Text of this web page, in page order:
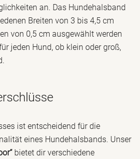
an. Das Hundehalsband
Breiten von 3 bis 4,5 cm
von 0,5 cm ausgewählt werden
jeden Hund, ob klein oder groß,
ist entscheidend für die
eines Hundehalsbands. Unser
bietet dir verschiedene